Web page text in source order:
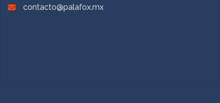
contacto@palafox.mx